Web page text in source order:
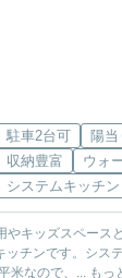
駐車2台可 陽
収納豊富
ウォ
システムキッチン
やキッズスペー
米なので、... もっ